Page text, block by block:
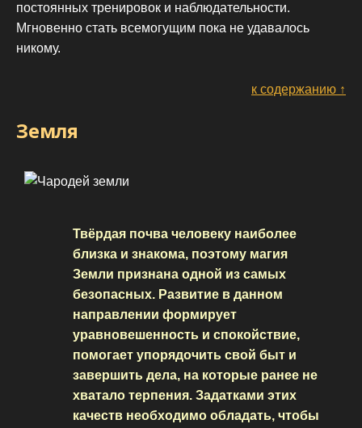
постоянных тренировок и наблюдательности.
Мгновенно стать всемогущим пока не удавалось
никому.
к содержанию ↑
Земля
Твёрдая почва человеку наиболее
близка и знакома, поэтому магия
Земли признана одной из самых
безопасных. Развитие в данном
направлении формирует
уравновешенность и спокойствие,
помогает упорядочить свой быт и
завершить дела, на которые ранее не
хватало терпения. Задатками этих
качеств необходимо обладать, чтобы